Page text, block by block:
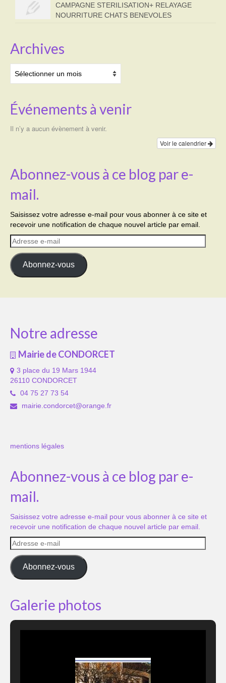
CAMPAGNE STERILISATION+ RELAYAGE
NOURRITURE CHATS BENEVOLES
Archives
Événements à venir
Il n’y a aucun évènement à venir.
Voir le calendrier
Abonnez-vous à ce blog par e-
mail.
Saisissez votre adresse e-mail pour vous abonner à ce site et
recevoir une notification de chaque nouvel article par email.
Adresse
e-
mail
Abonnez-vous
Notre adresse
Mairie de CONDORCET
3 place du 19 Mars 1944
26110 CONDORCET
04 75 27 73 54
mairie.condorcet@orange.fr
mentions légales
Abonnez-vous à ce blog par e-
mail.
Saisissez votre adresse e-mail pour vous abonner à ce site et
recevoir une notification de chaque nouvel article par email.
Adresse
e-
mail
Abonnez-vous
Galerie photos